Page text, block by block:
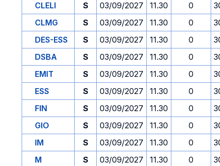
CLELI S 03/09/2027 11.30 0
CLMG
S 03/09/2027 11.30 0
DES-ESS
S 03/09/2027 11.30 0
DSBA
S 03/09/2027 11.30 0
EMIT
S 03/09/2027 11.30 0
ESS
S 03/09/2027 11.30 0
FIN
S 03/09/2027 11.30 0
GIO
S 03/09/2027 11.30 0
IM
S 03/09/2027 11.30 0
M
S 03/09/2027 11.30 0